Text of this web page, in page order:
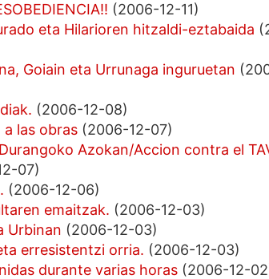
(2006-12-11)
eta Hilarioren hitzaldi-eztabaida
Goiain eta Urrunaga inguruetan
(2006-12-08)
las obras (2006-12-07)
Azokan/Accion contra el
07)
(2006-12-06)
emaitzak. (2006-12-03)
Urbinan (2006-12-03)
erresistentzi orria. (2006-12-03)
durante varias horas (2006-12-